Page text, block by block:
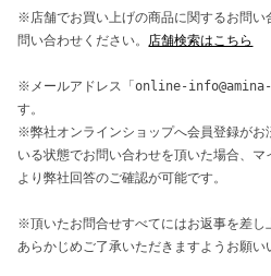
※店舗でお買い上げの商品に関するお問い
問い合わせください。 店舗検索はこちら
※メールアドレス「online-info@amina-
す。
※弊社オンラインショップへ会員登録がお
いる状態でお問い合わせを頂いた場合、マ
より弊社回答のご確認が可能です。
※頂いたお問合せすべてにはお返事を差し
あらかじめご了承いただきますようお願い